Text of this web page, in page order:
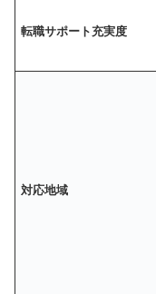
転職サポート充実度
対応地域